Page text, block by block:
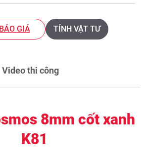
GIÁ TÍNH VẬT TƯ
Video thi công
8mm cốt xanh
K81